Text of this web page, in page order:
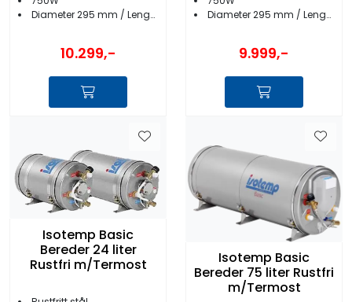
Diameter 295 mm / Lengde 665 mm
10.299,-
Diameter 295 mm / Lengde 540 mm
9.999,-
Isotemp Basic
Bereder 24 liter
Rustfri m/Termost
Isotemp Basic
Bereder 75 liter Rustfri
m/Termost